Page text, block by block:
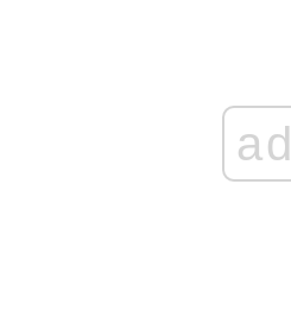
ad